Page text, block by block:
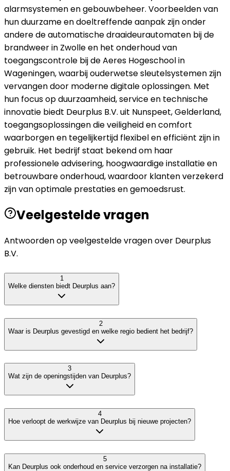
alarmsystemen en gebouwbeheer. Voorbeelden van
hun duurzame en doeltreffende aanpak zijn onder
andere de automatische draaideurautomaten bij de
brandweer in Zwolle en het onderhoud van
toegangscontrole bij de Aeres Hogeschool in
Wageningen, waarbij ouderwetse sleutelsystemen zijn
vervangen door moderne digitale oplossingen. Met
hun focus op duurzaamheid, service en technische
innovatie biedt Deurplus B.V. uit Nunspeet, Gelderland,
toegangsoplossingen die veiligheid en comfort
waarborgen en tegelijkertijd flexibel en efficiënt zijn in
gebruik. Het bedrijf staat bekend om haar
professionele advisering, hoogwaardige installatie en
betrouwbare onderhoud, waardoor klanten verzekerd
zijn van optimale prestaties en gemoedsrust.
Veelgestelde vragen
Antwoorden op veelgestelde vragen over Deurplus
B.V.
1
Welke diensten biedt Deurplus aan?
2
Waar is Deurplus gevestigd en welke regio bedient het bedrijf?
3
Wat zijn de openingstijden van Deurplus?
4
Hoe verloopt de werkwijze van Deurplus bij nieuwe projecten?
5
Kan Deurplus ook onderhoud en service verzorgen na installatie?